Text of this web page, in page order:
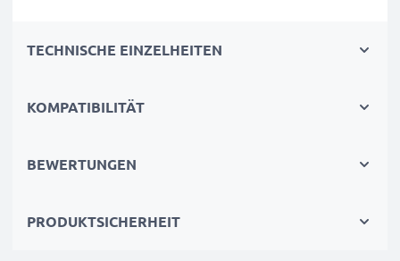
getestet, um ein optimales Sicherheitsniveau zu
Kurzschluss-, Überhitzungs- und
Standards – deshalb erhalten Sie eine 36-monatige
TECHNISCHE EINZELHEITEN
KOMPATIBILITÄT
BEWERTUNGEN
PRODUKTSICHERHEIT